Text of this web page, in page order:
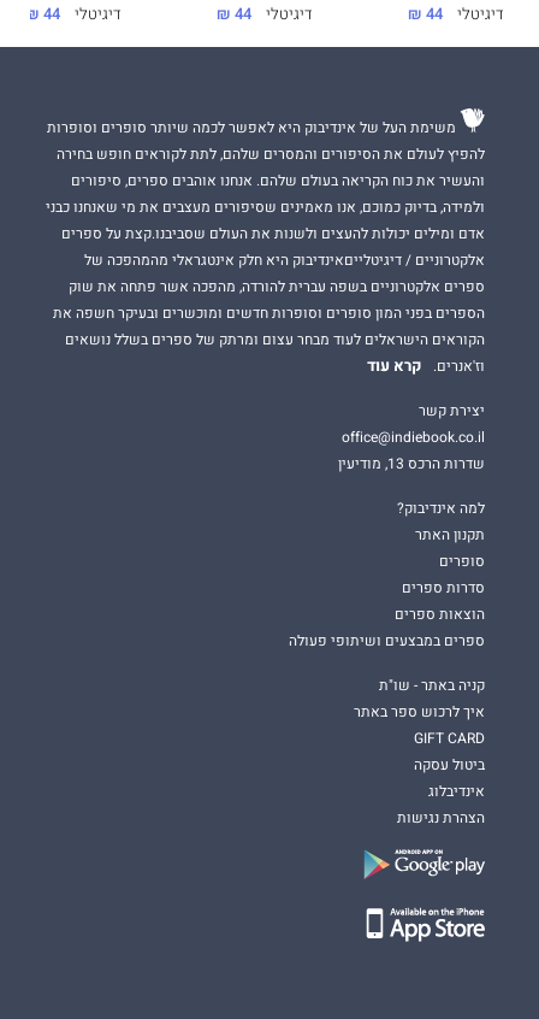
דיגיטלי 44 ₪
דיגיטלי 44 ₪
דיגיטלי 44 ₪
משימת העל של אינדיבוק היא לאפשר לכמה שיותר סופרים וסופרות
להפיץ לעולם את הסיפורים והמסרים שלהם, לתת לקוראים חופש בחירה
והעשיר את כוח הקריאה בעולם שלהם. אנחנו אוהבים ספרים, סיפורים
ולמידה, בדיוק כמוכם, אנו מאמינים שסיפורים מעצבים את מי שאנחנו כבני
אדם ומילים יכולות להעצים ולשנות את העולם שסביבנו.קצת על ספרים
אלקטרוניים / דיגיטלייםאינדיבוק היא חלק אינטגראלי מהמהפכה של
ספרים אלקטרוניים בשפה עברית להורדה, מהפכה אשר פתחה את שוק
הספרים בפני המון סופרים וסופרות חדשים ומוכשרים ובעיקר חשפה את
הקוראים הישראלים לעוד מבחר עצום ומרתק של ספרים בשלל נושאים
וז'אנרים.
קרא עוד
יצירת קשר
office@indiebook.co.il
שדרות הרכס 13, מודיעין
למה אינדיבוק?
תקנון האתר
סופרים
סדרות ספרים
הוצאות ספרים
ספרים במבצעים ושיתופי פעולה
קניה באתר - שו"ת
איך לרכוש ספר באתר
GIFT CARD
ביטול עסקה
אינדיבלוג
הצהרת נגישות